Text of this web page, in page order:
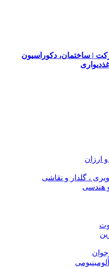
| ساختمان، دکوراسیون
ارزان
، گلدار و نقاشی
هندسی